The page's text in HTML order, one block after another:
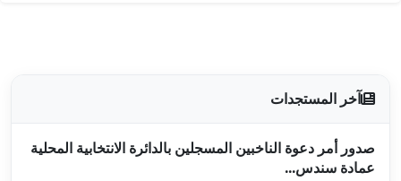
بالدائرة الانتخابية المحلية